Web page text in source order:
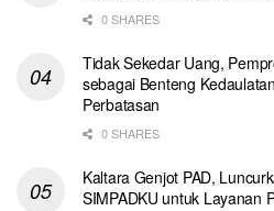
0 SHARES
Tidak Sekedar Uang,
sebagai Benteng
Perbatasan
0 SHARES
Kaltara Genjot PAD,
SIMPADKU untuk Layanan